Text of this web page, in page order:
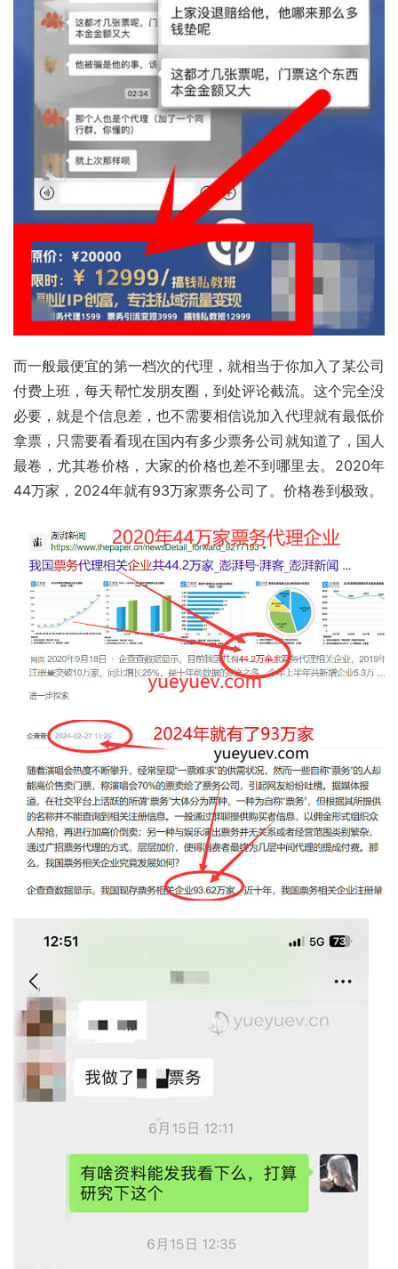
而一般最便宜的第一档次的代理，就相当于你加入了某公司
付费上班，每天帮忙发朋友圈，到处评论截流。这个完全没
必要，就是个信息差，也不需要相信说加入代理就有最低价
拿票，只需要看看现在国内有多少票务公司就知道了，国人
最卷，尤其卷价格，大家的价格也差不到哪里去。2020年
44万家，2024年就有93万家票务公司了。价格卷到极致。